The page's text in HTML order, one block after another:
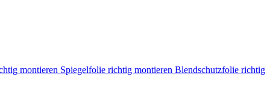
montieren Spiegelfolie richtig montieren Blendschutzfolie richtig